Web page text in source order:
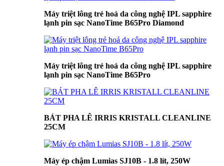
Máy triệt lông trẻ hoá da công nghệ IPL sapphire
lạnh pin sạc NanoTime B65Pro Diamond
Máy triệt lông trẻ hoá da công nghệ IPL sapphire
lạnh pin sạc NanoTime B65Pro
BÁT PHA LÊ IRRIS KRISTALL CLEANLINE
25CM
Máy ép chậm Lumias SJ10B - 1.8 lít, 250W